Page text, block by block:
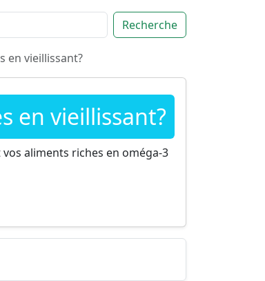
Recherche
en vieillissant?
en vieillissant?
aliments riches en oméga-3